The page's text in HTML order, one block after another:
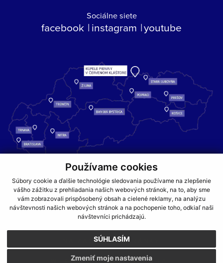
Používame cookies
Súbory cookie a ďalšie technológie sledovania používame na zlepšenie
vášho zážitku z prehliadania našich webových stránok, na to, aby sme
vám zobrazovali prispôsobený obsah a cielené reklamy, na analýzu
návštevnosti našich webových stránok a na pochopenie toho, odkiaľ naši
návštevníci prichádzajú.
SÚHLASÍM
Zmeniť moje nastavenia
Sociálne siete
facebook instagram youtube
Kúpele Pieniny – miesto, kde sa príroda stretáva s liečivou silou
vody a oddychom pre telo aj dušu.
GDPR COOKIES PARTNERI
JEDÁLNY LÍSTOK
CENNÍKY
NA ZAČIATOK STRÁNKY
WEBDESIGN WEBEX.DIGITAL